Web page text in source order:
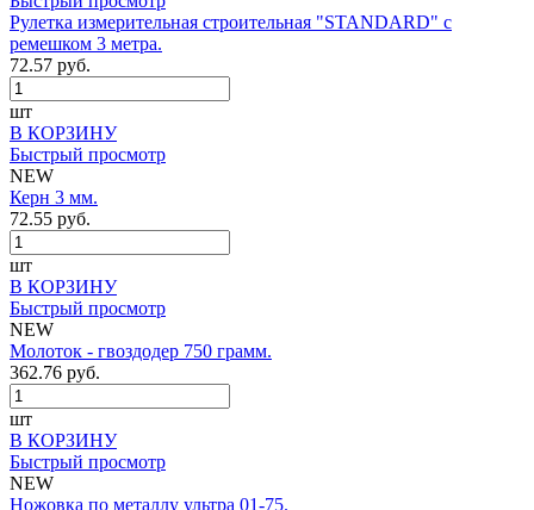
Рулетка измерительная строительная "STANDARD" с
ремешком 3 метра.
72.57 руб.
шт
В КОРЗИНУ
Быстрый просмотр
NEW
Керн 3 мм.
72.55 руб.
шт
В КОРЗИНУ
Быстрый просмотр
NEW
Молоток - гвоздодер 750 грамм.
362.76 руб.
шт
В КОРЗИНУ
Быстрый просмотр
NEW
Ножовка по металлу ультра 01-75.